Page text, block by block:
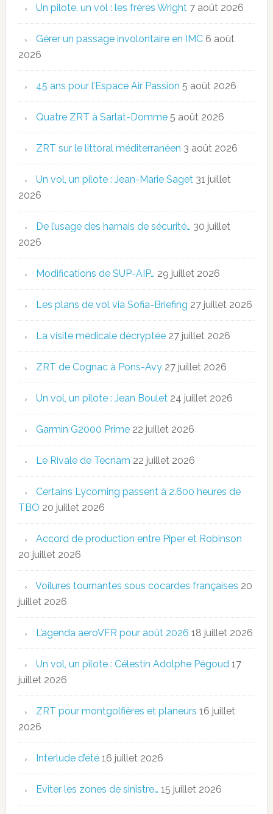
Un pilote, un vol : les frères Wright 7 août 2026
Gérer un passage involontaire en IMC 6 août
2026
45 ans pour l’Espace Air Passion 5 août 2026
Quatre ZRT à Sarlat-Domme 5 août 2026
ZRT sur le littoral méditerranéen 3 août 2026
Un vol, un pilote : Jean-Marie Saget 31 juillet
2026
De l’usage des harnais de sécurité… 30 juillet
2026
Modifications de SUP-AIP… 29 juillet 2026
Les plans de vol via Sofia-Briefing 27 juillet 2026
La visite médicale décryptée 27 juillet 2026
ZRT de Cognac à Pons-Avy 27 juillet 2026
Un vol, un pilote : Jean Boulet 24 juillet 2026
Garmin G2000 Prime 22 juillet 2026
Le Rivale de Tecnam 22 juillet 2026
Certains Lycoming passent à 2.600 heures de
TBO 20 juillet 2026
Accord de production entre Piper et Robinson
20 juillet 2026
Voilures tournantes sous cocardes françaises 20
juillet 2026
L’agenda aeroVFR pour août 2026 18 juillet 2026
Un vol, un pilote : Célestin Adolphe Pégoud 17
juillet 2026
ZRT pour montgolfières et planeurs 16 juillet
2026
Interlude d’été 16 juillet 2026
Eviter les zones de sinistre… 15 juillet 2026